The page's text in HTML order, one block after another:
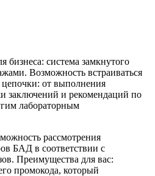
бизнеса: система замкнутого
Возможность встраиваться
от выполнения
заключений и рекомендаций по
лабораторным
рассмотрения
БАД в соответствии с
Преимущества для вас:
промокода, который